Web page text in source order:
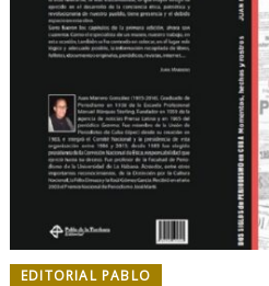
EDITORIAL PABLO